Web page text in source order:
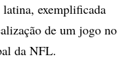
exemplificada
de um jogo no
da NFL.